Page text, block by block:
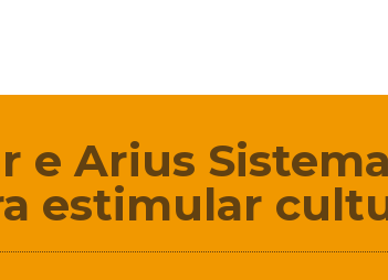
e Arius
estimular